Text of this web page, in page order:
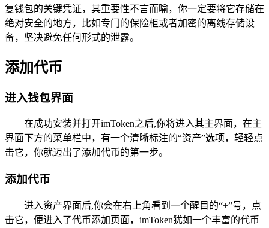
复钱包的关键凭证，其重要性不言而喻，你一定要将它存储在
绝对安全的地方，比如专门的保险柜或者加密的离线存储设
备，坚决避免任何形式的泄露。
添加代币
进入钱包界面
在成功安装并打开imToken之后,你将进入其主界面，在主
界面下方的菜单栏中，有一个清晰标注的“资产”选项，轻轻点
击它，你就迈出了添加代币的第一步。
添加代币
进入资产界面后,你会在右上角看到一个醒目的“+”号，点
击它，便进入了代币添加页面，imToken犹如一个丰富的代币